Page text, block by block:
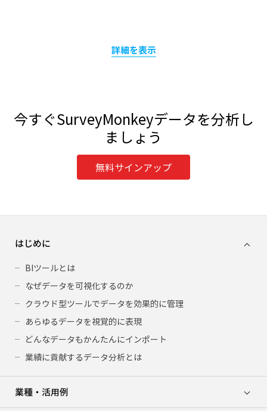
詳細を表示
今すぐSurveyMonkeyデータを分析し
ましょう
無料サインアップ
はじめに
BIツールとは
なぜデータを可視化するのか
クラウド型ツールでデータを効果的に管理
あらゆるデータを視覚的に表現
どんなデータもかんたんにインポート
業績に貢献するデータ分析とは
業種・活用例